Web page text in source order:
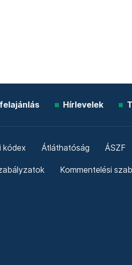
Hírlevelek
kódex Átláthatóság ÁSZF
Kommentelési